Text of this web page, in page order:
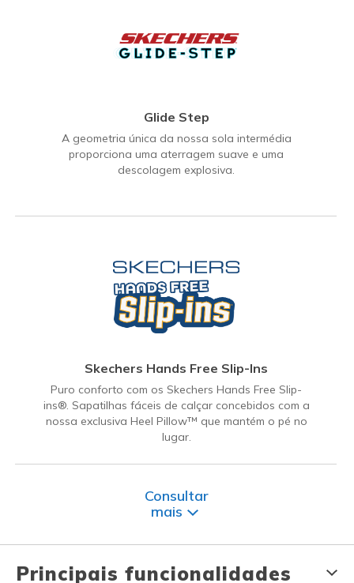
Glide Step
A geometria única da nossa sola intermédia
proporciona uma aterragem suave e uma
descolagem explosiva.
Skechers Hands Free Slip-Ins
Puro conforto com os Skechers Hands Free Slip-
ins®. Sapatilhas fáceis de calçar concebidos com a
nossa exclusiva Heel Pillow™ que mantém o pé no
lugar.
Consultar
mais
Principais funcionalidades